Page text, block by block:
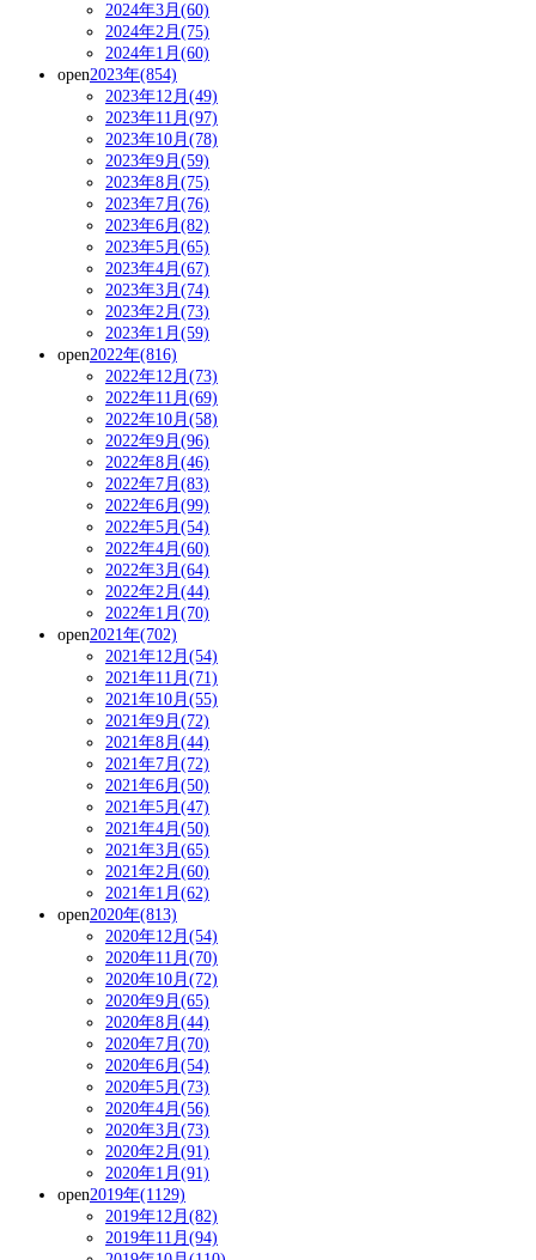
2024年3月(60)
2024年2月(75)
2024年1月(60)
open2023年(854)
2023年12月(49)
2023年11月(97)
2023年10月(78)
2023年9月(59)
2023年8月(75)
2023年7月(76)
2023年6月(82)
2023年5月(65)
2023年4月(67)
2023年3月(74)
2023年2月(73)
2023年1月(59)
open2022年(816)
2022年12月(73)
2022年11月(69)
2022年10月(58)
2022年9月(96)
2022年8月(46)
2022年7月(83)
2022年6月(99)
2022年5月(54)
2022年4月(60)
2022年3月(64)
2022年2月(44)
2022年1月(70)
open2021年(702)
2021年12月(54)
2021年11月(71)
2021年10月(55)
2021年9月(72)
2021年8月(44)
2021年7月(72)
2021年6月(50)
2021年5月(47)
2021年4月(50)
2021年3月(65)
2021年2月(60)
2021年1月(62)
open2020年(813)
2020年12月(54)
2020年11月(70)
2020年10月(72)
2020年9月(65)
2020年8月(44)
2020年7月(70)
2020年6月(54)
2020年5月(73)
2020年4月(56)
2020年3月(73)
2020年2月(91)
2020年1月(91)
open2019年(1129)
2019年12月(82)
2019年11月(94)